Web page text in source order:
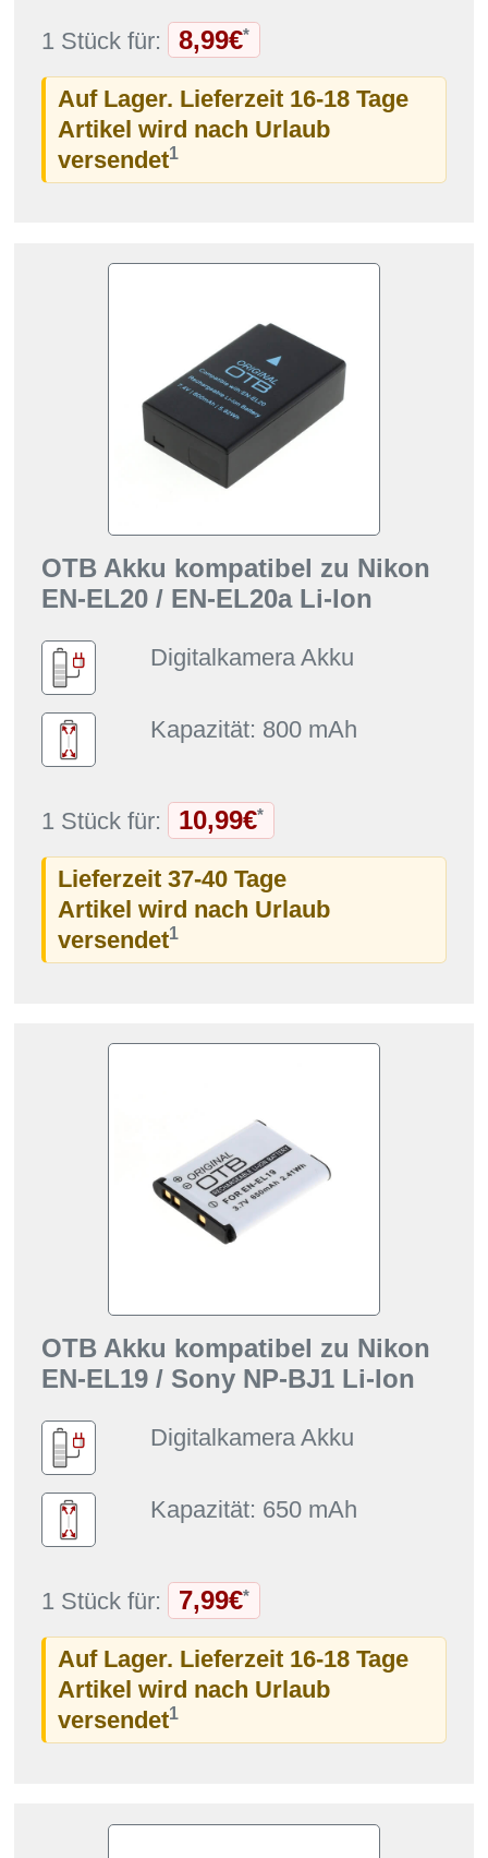
1 Stück für: 8,99€*
Auf Lager. Lieferzeit 16-18 Tage
Artikel wird nach Urlaub
versendet1
OTB Akku kompatibel zu Nikon
EN-EL20 / EN-EL20a Li-Ion
Digitalkamera Akku
Kapazität: 800 mAh
1 Stück für: 10,99€*
Lieferzeit 37-40 Tage
Artikel wird nach Urlaub
versendet1
OTB Akku kompatibel zu Nikon
EN-EL19 / Sony NP-BJ1 Li-Ion
Digitalkamera Akku
Kapazität: 650 mAh
1 Stück für: 7,99€*
Auf Lager. Lieferzeit 16-18 Tage
Artikel wird nach Urlaub
versendet1